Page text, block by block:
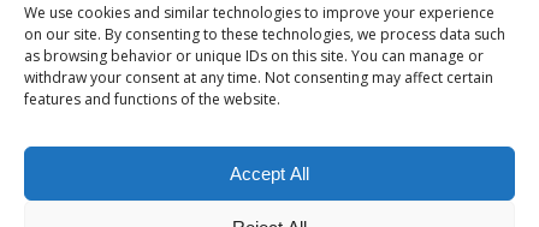
We use cookies and similar technologies to improve your experience
on our site. By consenting to these technologies, we process data such
as browsing behavior or unique IDs on this site. You can manage or
withdraw your consent at any time. Not consenting may affect certain
features and functions of the website.
Accept All
données de vos commentaires sont traitées.
© Copyright - Alpha-b 2019-2026 -powered by Enfold WordPress